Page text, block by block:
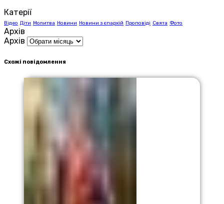
Катерії
Відео Діти Молитва Новини Новини з єпархій Проповіді Свята Фото
Архів
Архів
Схожі повідомлення